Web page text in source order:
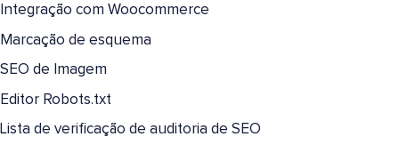
Integração com Woocommerce
Marcação de esquema
SEO de Imagem
Editor Robots.txt
Lista de verificação de auditoria de SEO